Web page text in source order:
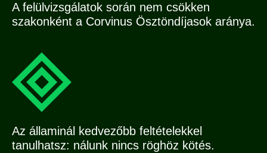
A felülvizsgálatok során nem csökken
szakonként a Corvinus Ösztöndíjasok aránya.
Az államinál kedvezőbb feltételekkel
tanulhatsz: nálunk nincs röghöz kötés.